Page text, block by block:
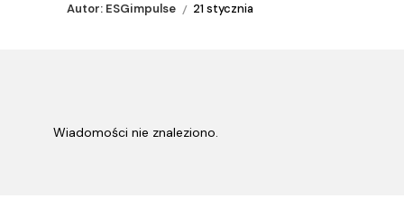
Autor: ESGimpulse 21 stycznia
Wiadomości nie znaleziono.